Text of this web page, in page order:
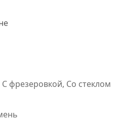
фрезеровкой, Со стеклом